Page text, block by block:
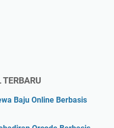
TERBARU
Baju Online Berbasis